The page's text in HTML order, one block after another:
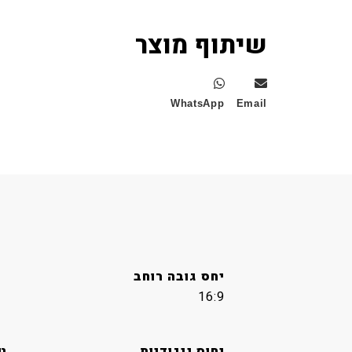
שיתוף מוצר
Email
WhatsApp
יחס גובה רוחב
16:9